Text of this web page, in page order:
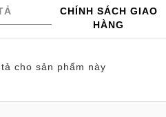
CHÍNH SÁCH GIAO
HÀNG
cho sản phẩm này